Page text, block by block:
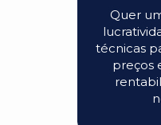
Quer
técnicas
preços